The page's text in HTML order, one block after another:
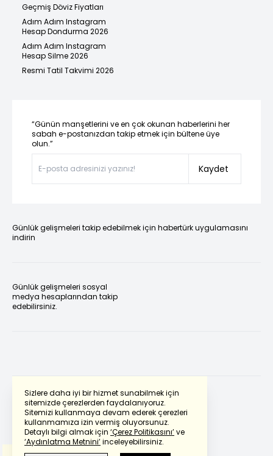
Sizlere daha iyi bir hizmet sunabilmek için
sitemizde çerezlerden faydalanıyoruz.
Sitemizi kullanmaya devam ederek çerezleri
kullanmamıza izin vermiş oluyorsunuz.
Detaylı bilgi almak için ‘Çerez Politikasını’ve
‘Aydınlatma Metnini’inceleyebilirsiniz.
Geçmiş Döviz Fiyatları
Adım Adım Instagram
Hesap Dondurma 2026
Adım Adım Instagram
Hesap Silme 2026
Resmi Tatil Takvimi 2026
“Günün manşetlerini ve en çok okunan haberlerini her
sabah e-postanızdan takip etmek için bültene üye
olun.”
Kaydet
Günlük gelişmeleri takip edebilmek için habertürk uygulamasını
indirin
Günlük gelişmeleri sosyal
medya hesaplarından takip
edebilirsiniz.
Powered by Translate
Bu çevirideGoogle Transletekullanılmıştır.